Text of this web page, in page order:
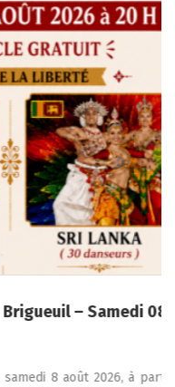
– Samedi 08
8 août 2026, à partir